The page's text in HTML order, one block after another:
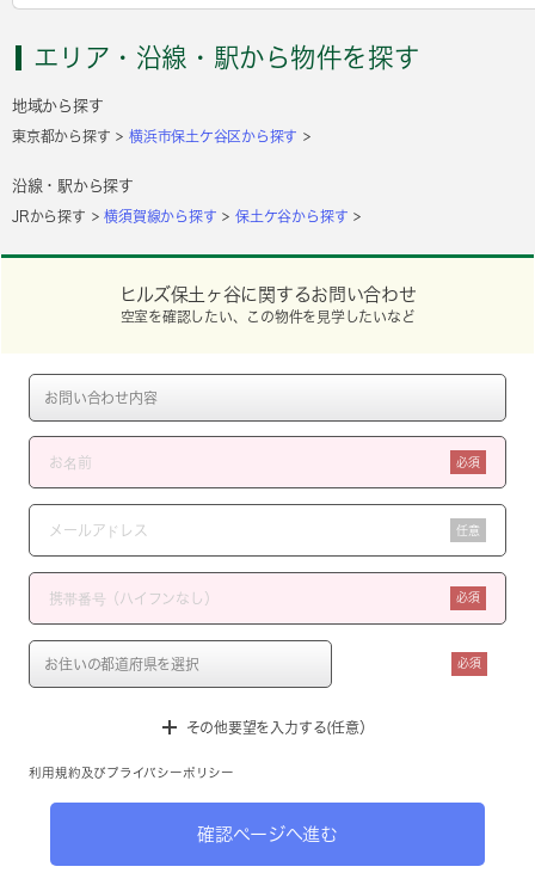
エリア・沿線・駅から物件を探す
地域から探す
東京都から探す 横浜市保土ケ谷区から探す
沿線・駅から探す
JRから探す 横須賀線から探す 保土ケ谷から探す
ヒルズ保土ヶ谷に関するお問い合わせ
空室を確認したい、この物件を見学したいなど
必須
任意
必須
必須
その他要望を入力する(任意）
利用規約 及び プライバシーポリシー
確認ページへ進む